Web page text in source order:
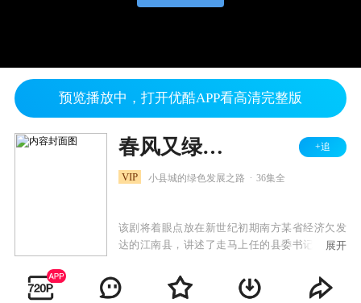
预览播放中，打开优酷APP看高清完整版
春风又绿江南岸 +追
VIP 小县城的绿色发展之路 36集全
该剧将着眼点放在新世纪初期南方某省经济欠发
达的江南县，讲述了走马上任的县委书记严东雷
观，在优化发展环境、加强党的基层组织建设、
开展效能革命、推进“生态文明”建设等一系列工
展开